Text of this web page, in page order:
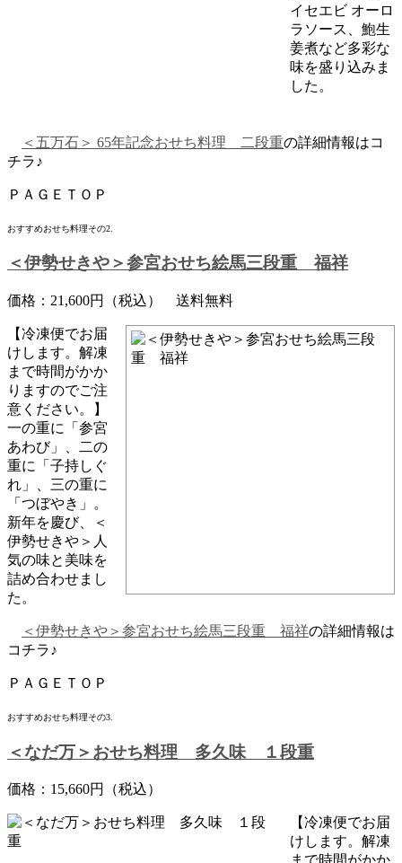
イセエビ オーロ
ラソース、鮑生
姜煮など多彩な
味を盛り込みま
した。
＜五万石＞ 65年記念おせち料理 二段重の詳細情報はコ
チラ♪
ＰＡＧＥＴＯＰ
おすすめおせち料理その2.
＜伊勢せきや＞参宮おせち絵馬三段重 福祥
価格：21,600円（税込） 送料無料
【冷凍便でお届
けします。解凍
まで時間がかか
りますのでご注
意ください。】
一の重に「参宮
あわび」、二の
重に「子持しぐ
れ」、三の重に
「つぼやき」。
新年を慶び、＜
伊勢せきや＞人
気の味と美味を
詰め合わせまし
た。
＜伊勢せきや＞参宮おせち絵馬三段重 福祥の詳細情報は
コチラ♪
ＰＡＧＥＴＯＰ
おすすめおせち料理その3.
＜なだ万＞おせち料理 多久味 １段重
価格：15,660円（税込）
【冷凍便でお届
けします。解凍